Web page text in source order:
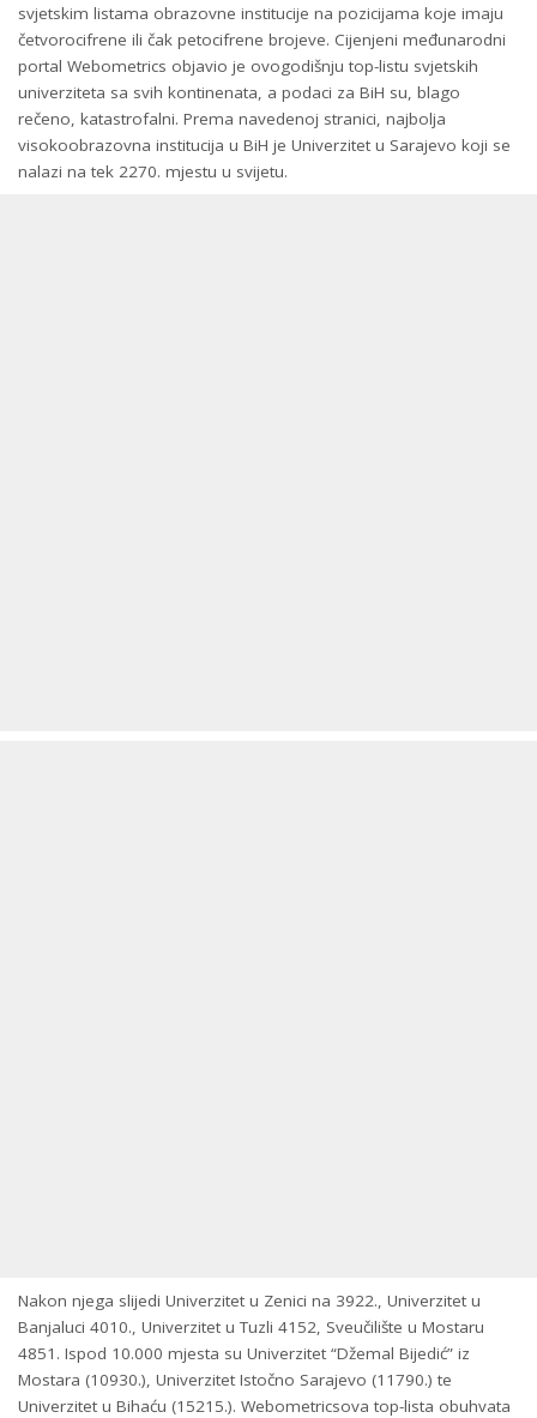
svjetskim listama obrazovne institucije na pozicijama koje imaju
četvorocifrene ili čak petocifrene brojeve. Cijenjeni međunarodni
portal Webometrics objavio je ovogodišnju top-listu svjetskih
univerziteta sa svih kontinenata, a podaci za BiH su, blago
rečeno, katastrofalni. Prema navedenoj stranici, najbolja
visokoobrazovna institucija u BiH je Univerzitet u Sarajevo koji se
nalazi na tek 2270. mjestu u svijetu.
Nakon njega slijedi Univerzitet u Zenici na 3922., Univerzitet u
Banjaluci 4010., Univerzitet u Tuzli 4152, Sveučilište u Mostaru
4851. Ispod 10.000 mjesta su Univerzitet “Džemal Bijedić” iz
Mostara (10930.), Univerzitet Istočno Sarajevo (11790.) te
Univerzitet u Bihaću (15215.). Webometricsova top-lista obuhvata